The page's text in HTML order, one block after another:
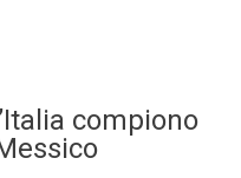
compiono